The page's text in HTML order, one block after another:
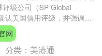
评级公司（SP Global
认美国信用评级，并强调了
对其评级的贡献。 标普评
网
分类： 美港通